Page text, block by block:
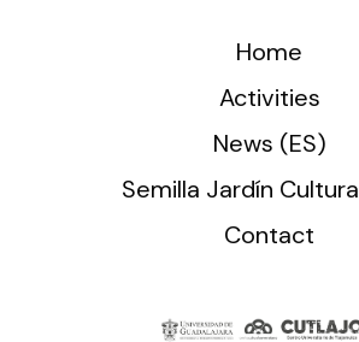
Home
Activities
News (ES)
Semilla Jardín
Contact